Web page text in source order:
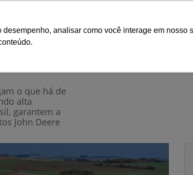
analisar como você interage em nosso
o que há de
alta
garantem a
John Deere